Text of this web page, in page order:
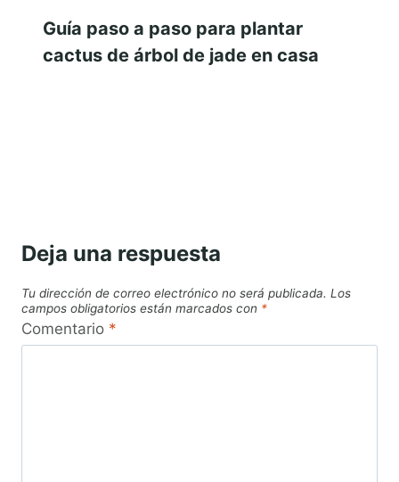
Guía paso a paso para plantar
cactus de árbol de jade en casa
Deja una respuesta
Tu dirección de correo electrónico no será publicada. Los
campos obligatorios están marcados con *
Comentario *